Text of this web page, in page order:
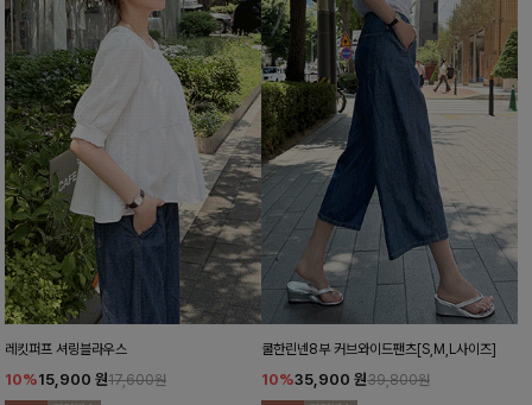
레킷퍼프 셔링블라우스
10%15,900 원17,600원
쿨한린넨8부 커브와이드팬츠[S,M,L사이즈]
10%35,900 원39,800원